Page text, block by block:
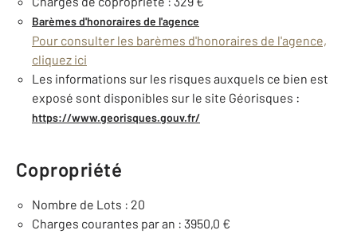
Barèmes d'honoraires de l'agence
Pour consulter les barèmes d'honoraires de l'agence,
cliquez ici
Les informations sur les risques auxquels ce bien est
exposé sont disponibles sur le site Géorisques :
https://www.georisques.gouv.fr/
Copropriété
Nombre de Lots : 20
Charges courantes par an : 3950,0 €